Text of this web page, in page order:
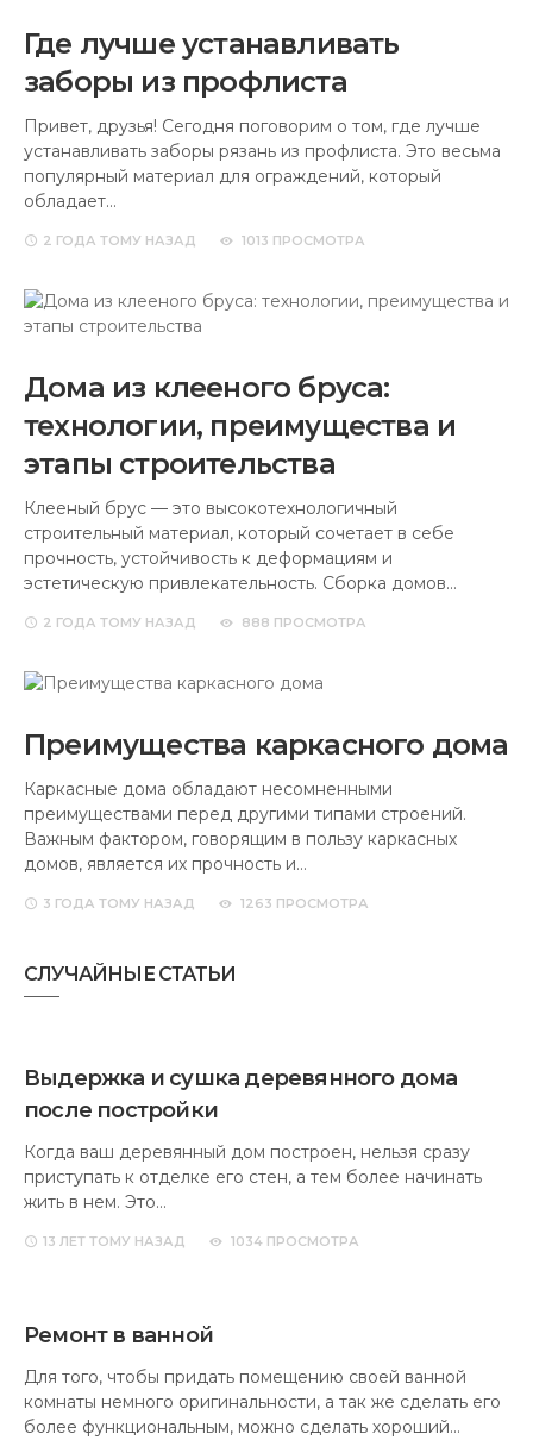
Где лучше устанавливать
заборы из профлиста
Привет, друзья! Сегодня поговорим о том, где лучше
устанавливать заборы рязань из профлиста. Это весьма
популярный материал для ограждений, который
обладает…
2 ГОДА ТОМУ НАЗАД 1013 ПРОСМОТРА
Дома из клееного бруса:
технологии, преимущества и
этапы строительства
Клееный брус — это высокотехнологичный
строительный материал, который сочетает в себе
прочность, устойчивость к деформациям и
эстетическую привлекательность. Сборка домов…
2 ГОДА ТОМУ НАЗАД 888 ПРОСМОТРА
Преимущества каркасного дома
Каркасные дома обладают несомненными
преимуществами перед другими типами строений.
Важным фактором, говорящим в пользу каркасных
домов, является их прочность и…
3 ГОДА ТОМУ НАЗАД 1263 ПРОСМОТРА
СЛУЧАЙНЫЕ СТАТЬИ
Выдержка и сушка деревянного дома
после постройки
Когда ваш деревянный дом построен, нельзя сразу
приступать к отделке его стен, а тем более начинать
жить в нем. Это…
13 ЛЕТ ТОМУ НАЗАД 1034 ПРОСМОТРА
Ремонт в ванной
Для того, чтобы придать помещению своей ванной
комнаты немного оригинальности, а так же сделать его
более функциональным, можно сделать хороший…